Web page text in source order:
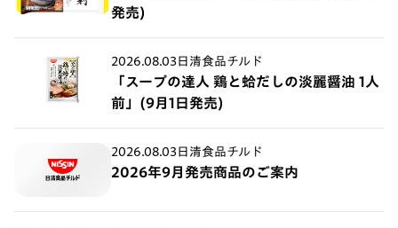
発売)
2026.08.03 日清食品チルド
「スープの達人 鶏と蛤だしの淡麗醤油 1人
前」(9月1日発売)
2026.08.03 日清食品チルド
2026年9月発売商品のご案内